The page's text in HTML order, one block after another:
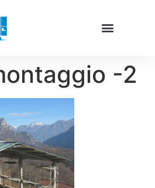
-2